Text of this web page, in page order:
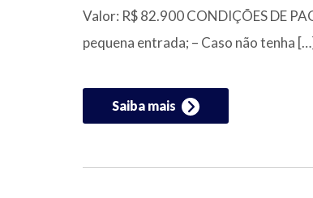
Valor: R$ 82.900 CONDIÇÕES DE
pequena entrada; – Caso não tenha
Saiba mais